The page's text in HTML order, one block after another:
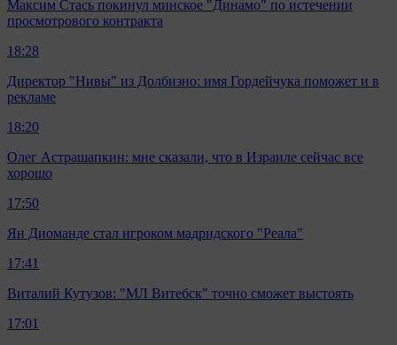
Максим Стась покинул минское "Динамо" по истечении
просмотрового контракта
18:28
Директор "Нивы" из Долбизно: имя Гордейчука поможет и в
рекламе
18:20
Олег Астрашапкин: мне сказали, что в Израиле сейчас все
хорошо
17:50
Ян Диоманде стал игроком мадридского "Реала"
17:41
Виталий Кутузов: "МЛ Витебск" точно сможет выстоять
17:01